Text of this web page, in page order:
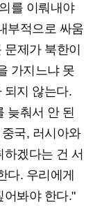
를 이뤄내야
부적으로 싸움
제가 북한이
가지느냐 못
되지 않는다.
늦춰서 안 된
국, 러시아와
겠다는 건 서
다. 우리에게
어봐야 한다."